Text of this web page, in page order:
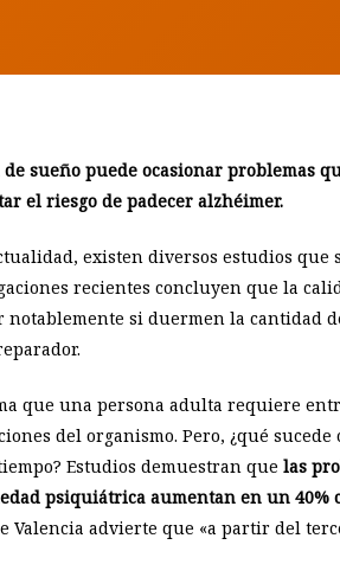
de sueño puede ocasionar problemas
el riesgo de padecer alzhéimer.
existen diversos estudios
recientes concluyen que la
notablemente si duermen la cantidad
que una persona adulta requiere
del organismo. Pero, ¿qué
Estudios demuestran que las
psiquiátrica aumentan en un 40%
Valencia advierte que «a partir del